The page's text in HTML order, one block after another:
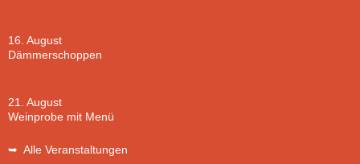
16. August
Dämmerschoppen
21. August
Weinprobe mit Menü
➥ Alle Veranstaltungen